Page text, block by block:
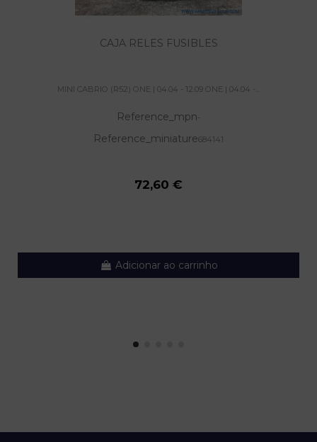
CAJA RELES FUSIBLES
MINI CABRIO (R52) ONE | 04.04 - 12.09 ONE | 04.04 -...
Reference_mpn-
Reference_miniature684141
72,60 €
Adicionar ao carrinho